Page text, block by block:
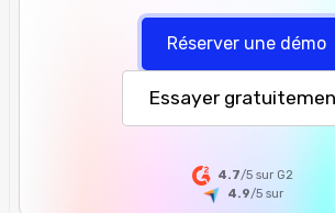
Réserver une démo
Essayer
4.7/5 sur G2
4.9/5sur